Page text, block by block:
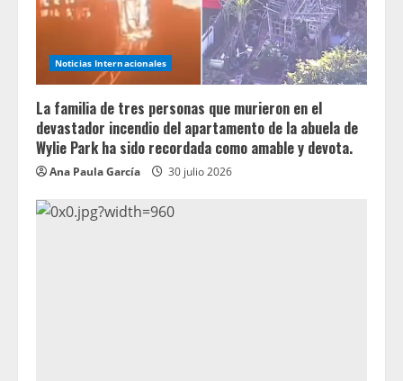
Noticias Internacionales
La familia de tres personas que murieron en el
devastador incendio del apartamento de la abuela de
Wylie Park ha sido recordada como amable y devota.
Ana Paula García 30 julio 2026